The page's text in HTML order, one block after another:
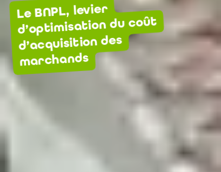
Le BNPL, levier
d’optimisation du coût
d’acquisition des
marchands